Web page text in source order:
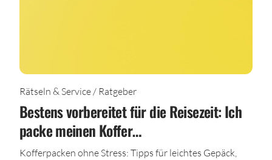
Rätseln & Service / Ratgeber
Bestens vorbereitet für die Reisezeit: Ich
packe meinen Koffer…
Kofferpacken ohne Stress: Tipps für leichtes Gepäck,